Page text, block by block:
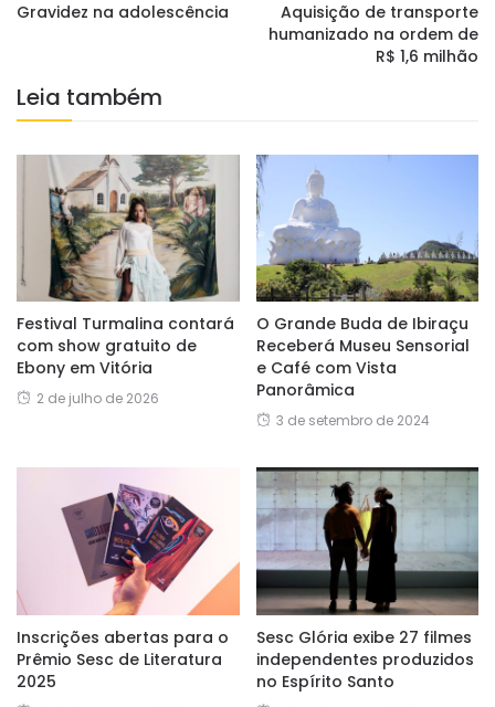
Gravidez na adolescência
Aquisição de transporte
humanizado na ordem de
R$ 1,6 milhão
Leia também
Festival Turmalina contará
com show gratuito de
Ebony em Vitória
2 de julho de 2026
O Grande Buda de Ibiraçu
Receberá Museu Sensorial
e Café com Vista
Panorâmica
3 de setembro de 2024
Inscrições abertas para o
Prêmio Sesc de Literatura
2025
Sesc Glória exibe 27 filmes
independentes produzidos
no Espírito Santo